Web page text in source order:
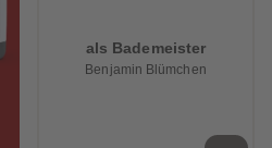
als Bademeister
Benjamin Blümchen